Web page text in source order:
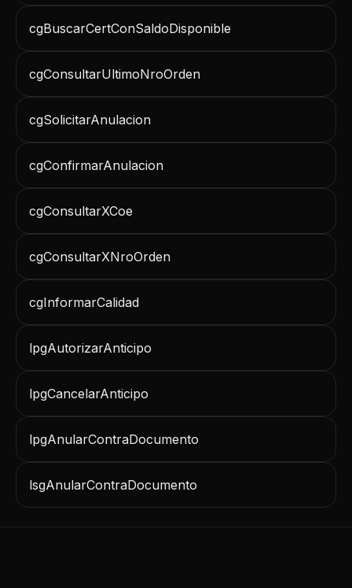
cgBuscarCertConSaldoDisponible
cgConsultarUltimoNroOrden
cgSolicitarAnulacion
cgConfirmarAnulacion
cgConsultarXCoe
cgConsultarXNroOrden
cgInformarCalidad
lpgAutorizarAnticipo
lpgCancelarAnticipo
lpgAnularContraDocumento
lsgAnularContraDocumento